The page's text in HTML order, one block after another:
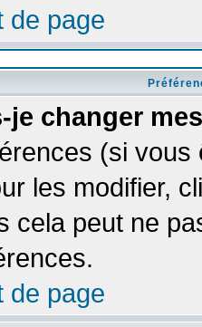
de page
je changer
(si
les modifier,
cela peut ne
de page